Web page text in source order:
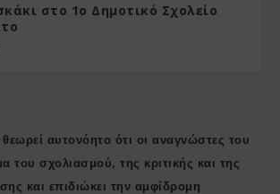
στο 1ο Δημοτικό Σχολείο
αυτονόητο ότι οι αναγνώστες του
του σχολιασμού, της κριτικής και της
και επιδιώκει την αμφίδρομη